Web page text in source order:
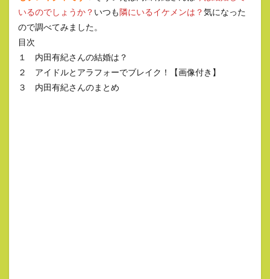
いるのでしょうか？ いつも隣にいるイケメンは？気になった
ので調べてみました。
目次
１ 内田有紀さんの結婚は？
２ アイドルとアラフォーでブレイク！【画像付き】
３ 内田有紀さんのまとめ